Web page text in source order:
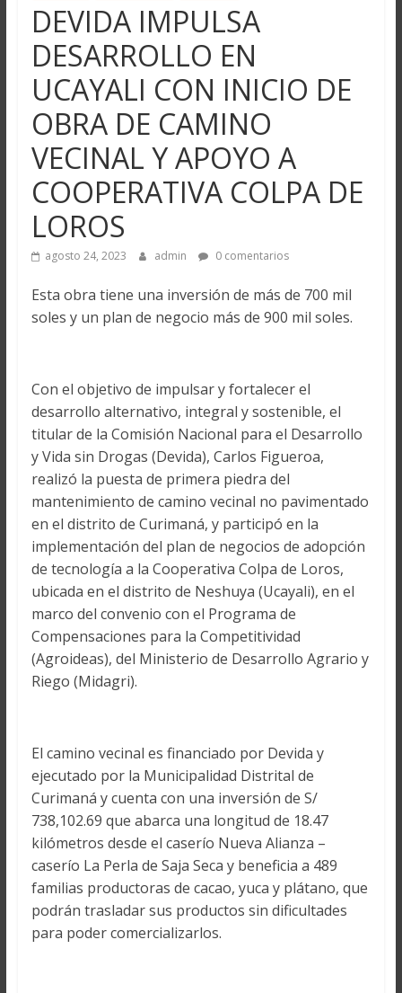
DEVIDA IMPULSA
DESARROLLO EN
UCAYALI CON INICIO DE
OBRA DE CAMINO
VECINAL Y APOYO A
COOPERATIVA COLPA DE
LOROS
agosto 24, 2023 admin 0 comentarios
Esta obra tiene una inversión de más de 700 mil
soles y un plan de negocio más de 900 mil soles.
Con el objetivo de impulsar y fortalecer el
desarrollo alternativo, integral y sostenible, el
titular de la Comisión Nacional para el Desarrollo
y Vida sin Drogas (Devida), Carlos Figueroa,
realizó la puesta de primera piedra del
mantenimiento de camino vecinal no pavimentado
en el distrito de Curimaná, y participó en la
implementación del plan de negocios de adopción
de tecnología a la Cooperativa Colpa de Loros,
ubicada en el distrito de Neshuya (Ucayali), en el
marco del convenio con el Programa de
Compensaciones para la Competitividad
(Agroideas), del Ministerio de Desarrollo Agrario y
Riego (Midagri).
El camino vecinal es financiado por Devida y
ejecutado por la Municipalidad Distrital de
Curimaná y cuenta con una inversión de S/
738,102.69 que abarca una longitud de 18.47
kilómetros desde el caserío Nueva Alianza –
caserío La Perla de Saja Seca y beneficia a 489
familias productoras de cacao, yuca y plátano, que
podrán trasladar sus productos sin dificultades
para poder comercializarlos.